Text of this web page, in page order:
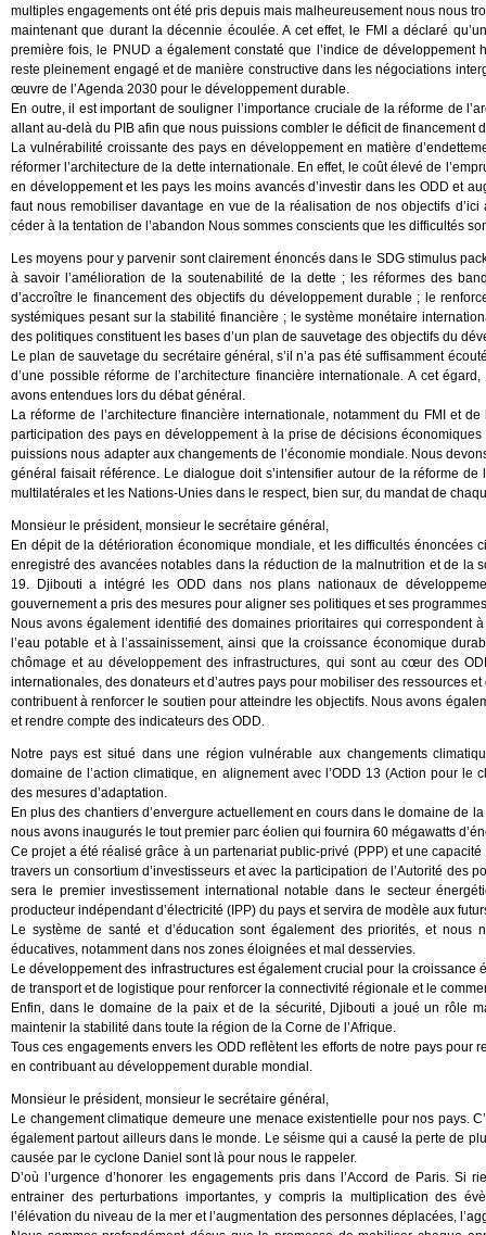
multiples engagements ont été pris depuis mais malheureusement nous nous
maintenant que durant la décennie écoulée. A cet effet, le FMI a déclaré
première fois, le PNUD a également constaté que l’indice de
reste pleinement engagé et de manière constructive dans les négociations
œuvre de l’Agenda 2030 pour le développement durable.
En outre, il est important de souligner l’importance cruciale de la réforme de
allant au-delà du PIB afin que nous puissions combler le déficit de financement
La vulnérabilité croissante des pays en développement en matière
réformer l’architecture de la dette internationale. En effet, le coût élevé de
en développement et les pays les moins avancés d’investir dans les ODD et
faut nous remobiliser davantage en vue de la réalisation de nos objectifs
céder à la tentation de l’abandon Nous sommes conscients que les difficultés
Les moyens pour y parvenir sont clairement énoncés dans le SDG stimulus
à savoir l’amélioration de la soutenabilité de la dette ; les réformes des
d’accroître le financement des objectifs du développement durable ; le
systémiques pesant sur la stabilité financière ; le système monétaire
des politiques constituent les bases d’un plan de sauvetage des objectifs du
Le plan de sauvetage du secrétaire général, s’il n’a pas été suffisamment
d’une possible réforme de l’architecture financière internationale. A cet
avons entendues lors du débat général.
La réforme de l’architecture financière internationale, notamment du FMI et
participation des pays en développement à la prise de décisions
puissions nous adapter aux changements de l’économie mondiale. Nous
général faisait référence. Le dialogue doit s’intensifier autour de la réforme
multilatérales et les Nations-Unies dans le respect, bien sur, du mandat de
Monsieur le président, monsieur le secrétaire général,
En dépit de la détérioration économique mondiale, et les difficultés
enregistré des avancées notables dans la réduction de la malnutrition et de
19. Djibouti a intégré les ODD dans nos plans nationaux de
gouvernement a pris des mesures pour aligner ses politiques et ses
Nous avons également identifié des domaines prioritaires qui correspondent
l’eau potable et à l’assainissement, ainsi que la croissance économique
chômage et au développement des infrastructures, qui sont au cœur des
internationales, des donateurs et d’autres pays pour mobiliser des ressources
contribuent à renforcer le soutien pour atteindre les objectifs. Nous avons
et rendre compte des indicateurs des ODD.
Notre pays est situé dans une région vulnérable aux changements
domaine de l’action climatique, en alignement avec l’ODD 13 (Action pour le
des mesures d’adaptation.
En plus des chantiers d’envergure actuellement en cours dans le domaine de
nous avons inaugurés le tout premier parc éolien qui fournira 60 mégawatts
Ce projet a été réalisé grâce à un partenariat public-privé (PPP) et une
travers un consortium d’investisseurs et avec la participation de l’Autorité des
sera le premier investissement international notable dans le secteur
producteur indépendant d’électricité (IPP) du pays et servira de modèle aux
Le système de santé et d’éducation sont également des priorités, et nous
éducatives, notamment dans nos zones éloignées et mal desservies.
Le développement des infrastructures est également crucial pour la
de transport et de logistique pour renforcer la connectivité régionale et le
Enfin, dans le domaine de la paix et de la sécurité, Djibouti a joué un rôle
maintenir la stabilité dans toute la région de la Corne de l’Afrique.
Tous ces engagements envers les ODD reflètent les efforts de notre pays
en contribuant au développement durable mondial.
Monsieur le président, monsieur le secrétaire général,
Le changement climatique demeure une menace existentielle pour nos pays.
également partout ailleurs dans le monde. Le séisme qui a causé la perte de
causée par le cyclone Daniel sont là pour nous le rappeler.
D’où l’urgence d’honorer les engagements pris dans l’Accord de Paris. Si
entrainer des perturbations importantes, y compris la multiplication des
l’élévation du niveau de la mer et l’augmentation des personnes déplacées,